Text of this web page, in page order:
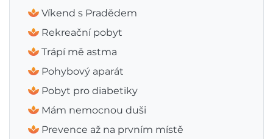
Víkend s Pradědem
Rekreační pobyt
Trápí mě astma
Pohybový aparát
Pobyt pro diabetiky
Mám nemocnou duši
Prevence až na prvním místě